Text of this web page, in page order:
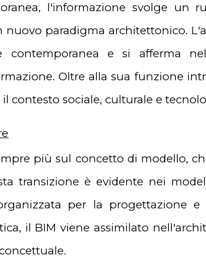
l'informazione svolge un
paradigma architettonico.
contemporanea e si afferma
Oltre alla sua funzione
contesto sociale, culturale e
più sul concetto di modello,
transizione è evidente nei
per la progettazione e
il BIM viene assimilato